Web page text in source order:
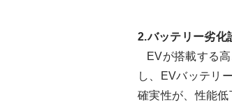
2.バッテリー劣化
EVが搭載する高
し、EVバッテリ
確実性が、性能